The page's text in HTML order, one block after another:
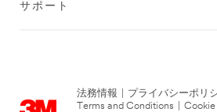
サポート
法務情報 プライバシーポリ
Terms and Conditions
Cookie